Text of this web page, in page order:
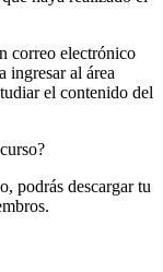
correo electrónico
ingresar al área
el contenido del
podrás descargar tu